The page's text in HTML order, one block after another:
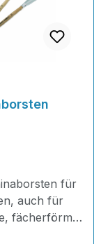
für
auch für
fächerförmig